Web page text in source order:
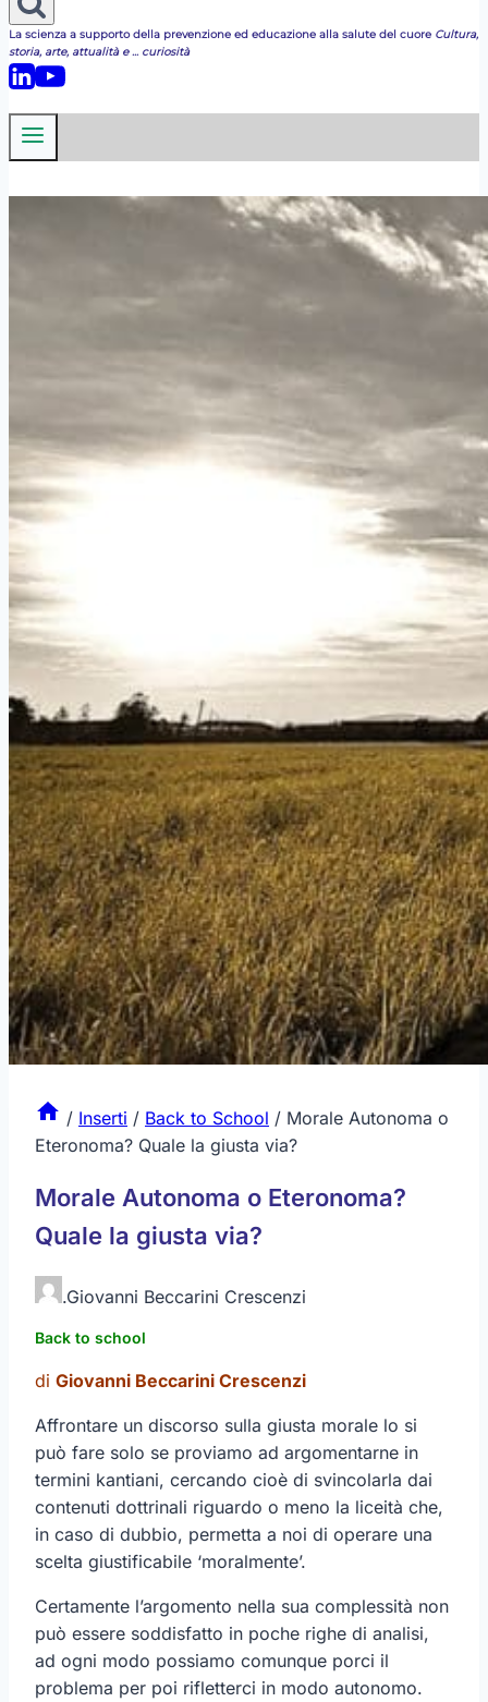
La scienza a supporto della prevenzione ed educazione alla salute del cuore Cultura,
storia, arte, attualità e ... curiosità
/ Inserti / Back to School / Morale Autonoma o
Eteronoma? Quale la giusta via?
Morale Autonoma o Eteronoma?
Quale la giusta via?
.Giovanni Beccarini Crescenzi
Back to school
di Giovanni Beccarini Crescenzi
Affrontare un discorso sulla giusta morale lo si
può fare solo se proviamo ad argomentarne in
termini kantiani, cercando cioè di svincolarla dai
contenuti dottrinali riguardo o meno la liceità che,
in caso di dubbio, permetta a noi di operare una
scelta giustificabile ‘moralmente’.
Certamente l’argomento nella sua complessità non
può essere soddisfatto in poche righe di analisi,
ad ogni modo possiamo comunque porci il
problema per poi rifletterci in modo autonomo.